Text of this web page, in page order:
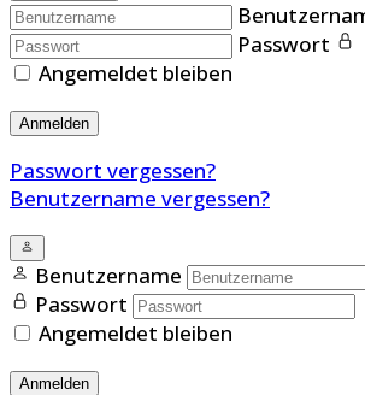
Passwort
Angemeldet bleiben
Anmelden
Passwort vergessen?
Benutzername vergessen?
Benutzername
Passwort
Angemeldet bleiben
Anmelden